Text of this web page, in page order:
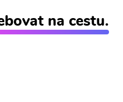
na cestu.